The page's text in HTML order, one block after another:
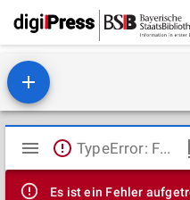
Mirador
Viewer
TypeError: Failed to fetch
Es ist ein Fehler